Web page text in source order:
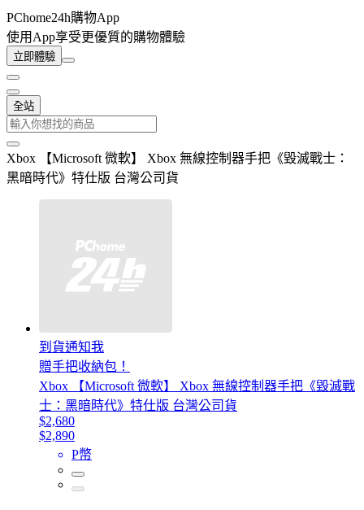
PChome24h購物App
使用App享受更優質的購物體驗
立即體驗
全站
Xbox 【Microsoft 微軟】 Xbox 無線控制器手把《毀滅戰士：
黑暗時代》特仕版 台灣公司貨
到貨通知我
贈手把收納包！
Xbox 【Microsoft 微軟】 Xbox 無線控制器手把《毀滅戰
士：黑暗時代》特仕版 台灣公司貨
$2,680
$2,890
P幣